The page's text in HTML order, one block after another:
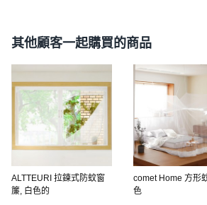
其他顧客一起購買的商品
ALTTEURI 拉鍊式防蚊窗
簾, 白色的
comet Home 方形
色